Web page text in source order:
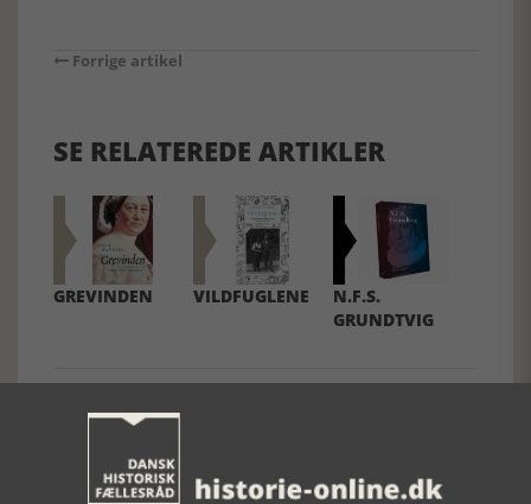
Forrige artikel
SE RELATEREDE ARTIKLER
GREVINDEN VILDFUGLENE
N.F.S.
GRUNDTVIG